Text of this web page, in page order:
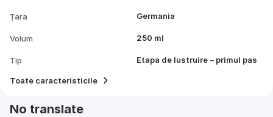
Țara Germania
Volum 250 ml
Tip Etapa de lustruire – primul pas
Toate caracteristicile
No translate